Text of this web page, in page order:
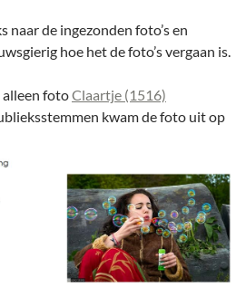
naar de ingezonden foto’s en
hoe het de foto’s vergaan is.
alleen fotoClaartje (1516)
kwam de foto uit op